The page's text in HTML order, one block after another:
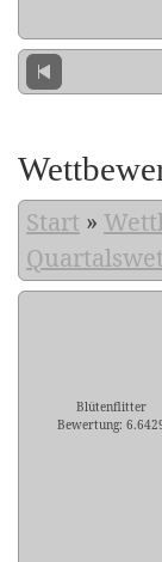
Start »
Blütenflitter
Bewertung: